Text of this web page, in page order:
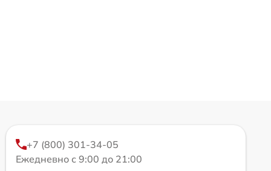
+7 (800) 301-34-05
Ежедневно с 9:00 до 21:00